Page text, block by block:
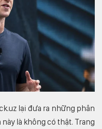
lại đưa ra những phân
là không có thật. Trang